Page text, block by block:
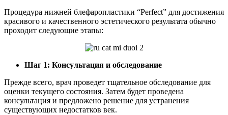
Процедура нижней блефаропластики “Perfect” для достижения
красивого и качественного эстетического результата обычно
проходит следующие этапы:
Шаг 1: Консультация и обследование
Прежде всего, врач проведет тщательное обследование для
оценки текущего состояния. Затем будет проведена
консультация и предложено решение для устранения
существующих недостатков век.